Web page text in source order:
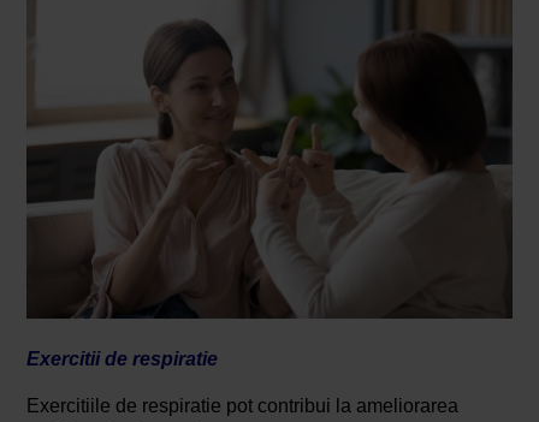
Exercitii de respiratie
Exercitiile de respiratie pot contribui la ameliorarea